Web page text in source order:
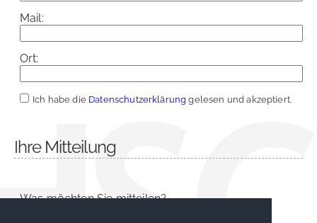
Mail:
Ort:
Ich habe die Datenschutzerklärung gelesen und akzeptiert.
Ihre Mitteilung
Was möchten Sie mitteilen?